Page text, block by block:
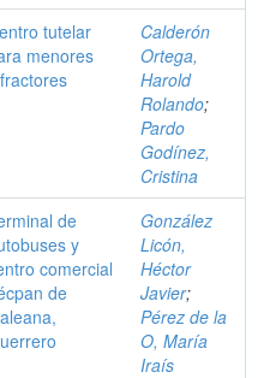
tutelar
menores
Calderón
Ortega,
Harold
Rolando;
Pardo
Godínez,
Cristina
de
y
comercial
de
González
Licón,
Héctor
Javier;
Pérez de la
O, María
Iraís